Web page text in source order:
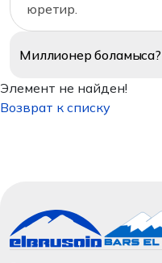
юретир.
Миллионерболамыса?
Элемент не найден!
Возврат к списку